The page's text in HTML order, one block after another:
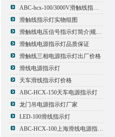
ABC-hcx-100/3000V滑触线指示灯
滑触线指示灯实物组图
滑触线电压信号指示灯简介|规格|型号
滑触线电源指示灯品质保证
滑触线三相电源指示灯出厂价格
滑线电源指示灯
天车滑线指示灯价格
ABC-HCX-150天车电源指示灯
龙门吊电源指示灯厂家
LED-100滑线指示灯
ABC-HCX-100上海滑线电源指示灯厂家